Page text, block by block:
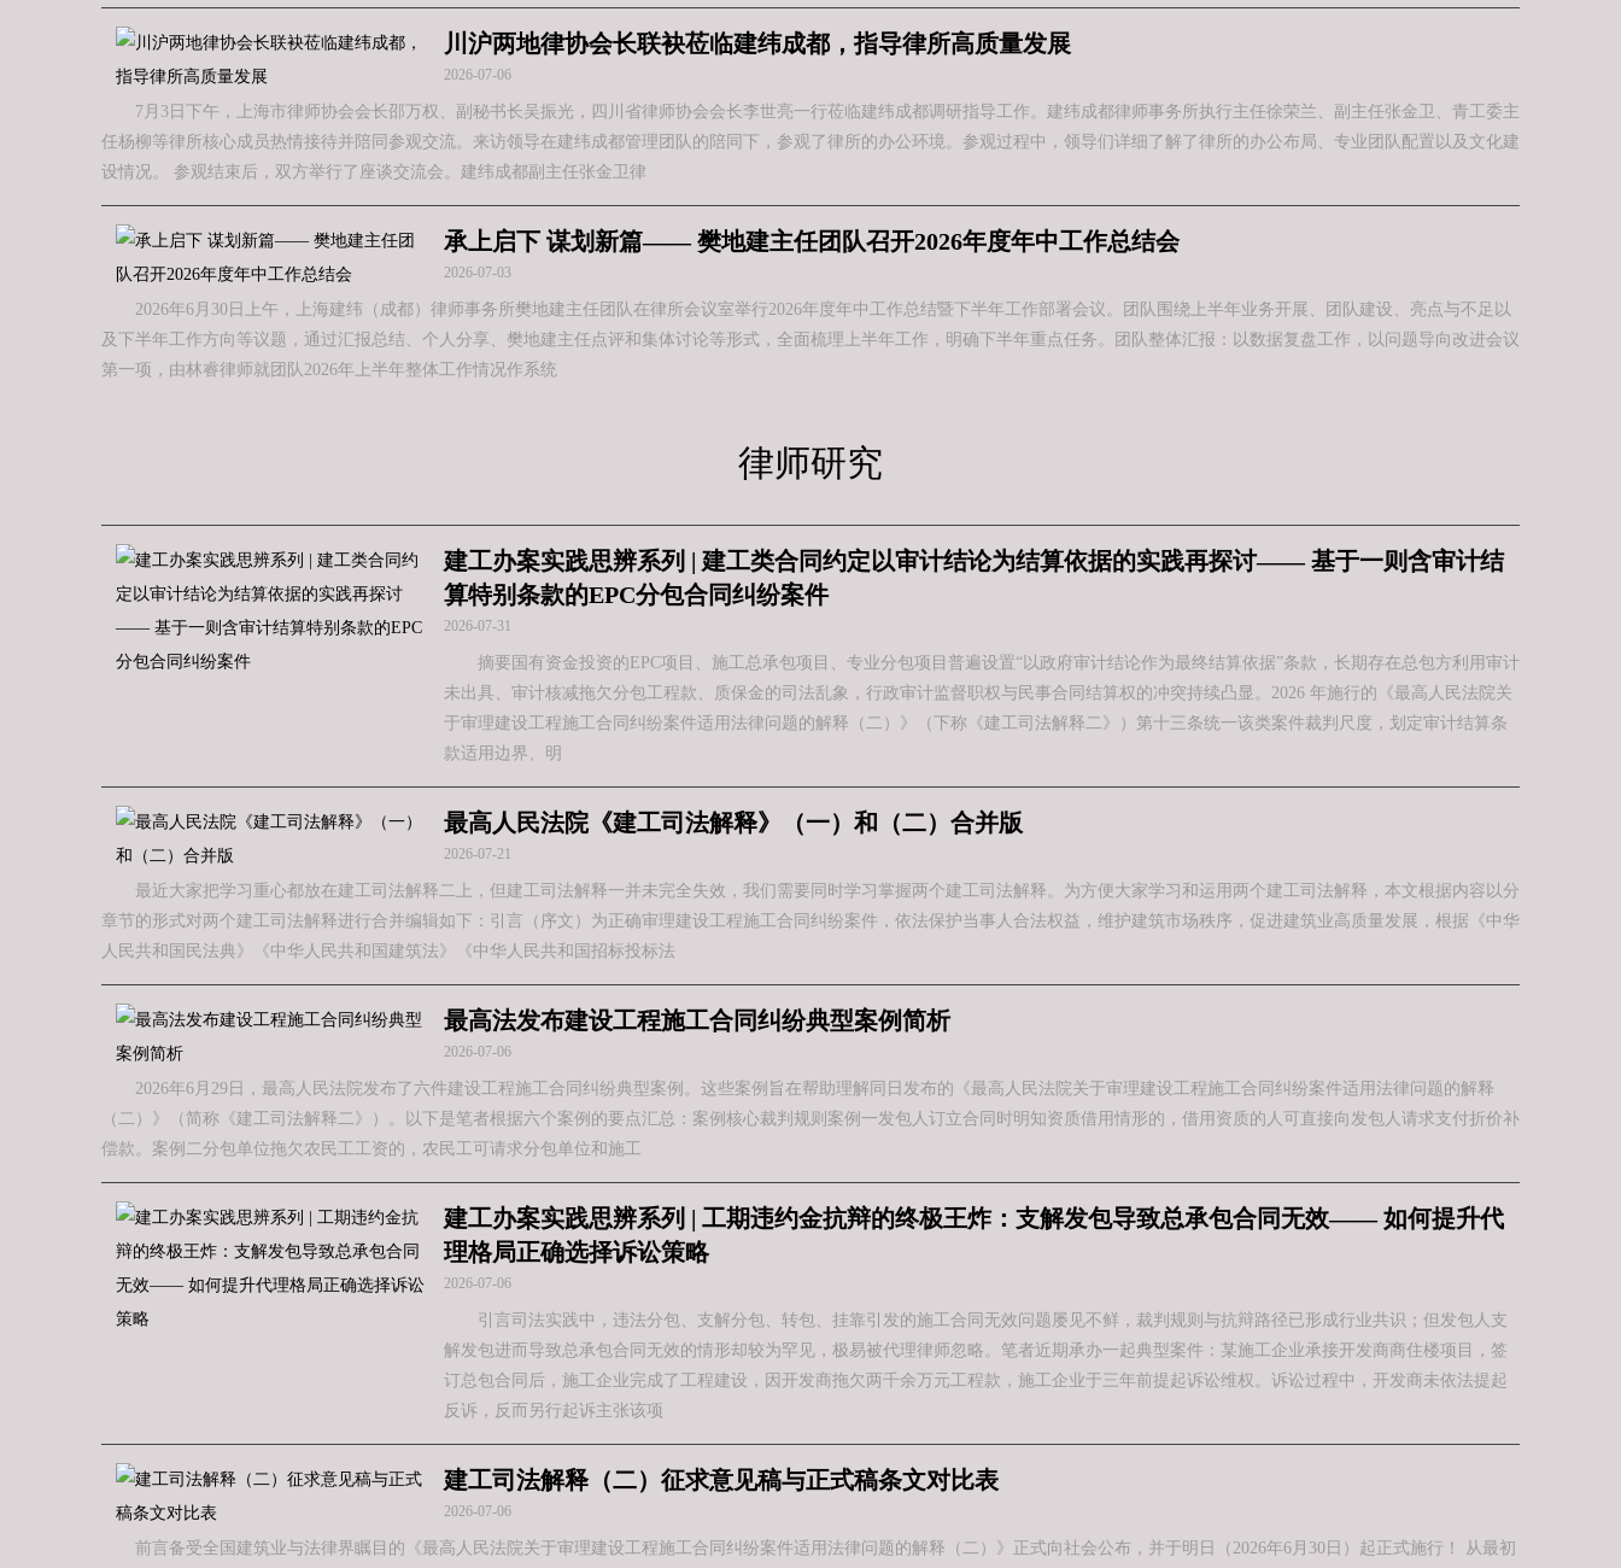
川沪两地律协会长联袂莅临建纬成都，指导律所高质量发展
2026-07-06
7月3日下午，上海市律师协会会长邵万权、副秘书长吴振光，四川省律师协会会长李世亮一行莅临建纬成都调研指导工作。建纬成都律师事务所执行主任徐荣兰、副主任张金卫、青工委主
任杨柳等律所核心成员热情接待并陪同参观交流。来访领导在建纬成都管理团队的陪同下，参观了律所的办公环境。参观过程中，领导们详细了解了律所的办公布局、专业团队配置以及文化建
设情况。 参观结束后，双方举行了座谈交流会。建纬成都副主任张金卫律
承上启下 谋划新篇—— 樊地建主任团队召开2026年度年中工作总结会
2026-07-03
2026年6月30日上午，上海建纬（成都）律师事务所樊地建主任团队在律所会议室举行2026年度年中工作总结暨下半年工作部署会议。团队围绕上半年业务开展、团队建设、亮点与不足以
及下半年工作方向等议题，通过汇报总结、个人分享、樊地建主任点评和集体讨论等形式，全面梳理上半年工作，明确下半年重点任务。团队整体汇报：以数据复盘工作，以问题导向改进会议
第一项，由林睿律师就团队2026年上半年整体工作情况作系统
律师研究
建工办案实践思辨系列 | 建工类合同约定以审计结论为结算依据的实践再探讨—— 基于一则含审计结
算特别条款的EPC分包合同纠纷案件
2026-07-31
摘要国有资金投资的EPC项目、施工总承包项目、专业分包项目普遍设置“以政府审计结论作为最终结算依据”条款，长期存在总包方利用审计
未出具、审计核减拖欠分包工程款、质保金的司法乱象，行政审计监督职权与民事合同结算权的冲突持续凸显。2026 年施行的《最高人民法院关
于审理建设工程施工合同纠纷案件适用法律问题的解释（二）》（下称《建工司法解释二》）第十三条统一该类案件裁判尺度，划定审计结算条
款适用边界、明
最高人民法院《建工司法解释》（一）和（二）合并版
2026-07-21
最近大家把学习重心都放在建工司法解释二上，但建工司法解释一并未完全失效，我们需要同时学习掌握两个建工司法解释。为方便大家学习和运用两个建工司法解释，本文根据内容以分
章节的形式对两个建工司法解释进行合并编辑如下：引言（序文）为正确审理建设工程施工合同纠纷案件，依法保护当事人合法权益，维护建筑市场秩序，促进建筑业高质量发展，根据《中华
人民共和国民法典》《中华人民共和国建筑法》《中华人民共和国招标投标法
最高法发布建设工程施工合同纠纷典型案例简析
2026-07-06
2026年6月29日，最高人民法院发布了六件建设工程施工合同纠纷典型案例。这些案例旨在帮助理解同日发布的《最高人民法院关于审理建设工程施工合同纠纷案件适用法律问题的解释
（二）》（简称《建工司法解释二》）。以下是笔者根据六个案例的要点汇总：案例核心裁判规则案例一发包人订立合同时明知资质借用情形的，借用资质的人可直接向发包人请求支付折价补
偿款。案例二分包单位拖欠农民工工资的，农民工可请求分包单位和施工
建工办案实践思辨系列 | 工期违约金抗辩的终极王炸：支解发包导致总承包合同无效—— 如何提升代
理格局正确选择诉讼策略
2026-07-06
引言司法实践中，违法分包、支解分包、转包、挂靠引发的施工合同无效问题屡见不鲜，裁判规则与抗辩路径已形成行业共识；但发包人支
解发包进而导致总承包合同无效的情形却较为罕见，极易被代理律师忽略。笔者近期承办一起典型案件：某施工企业承接开发商商住楼项目，签
订总包合同后，施工企业完成了工程建设，因开发商拖欠两千余万元工程款，施工企业于三年前提起诉讼维权。诉讼过程中，开发商未依法提起
反诉，反而另行起诉主张该项
建工司法解释（二）征求意见稿与正式稿条文对比表
2026-07-06
前言备受全国建筑业与法律界瞩目的《最高人民法院关于审理建设工程施工合同纠纷案件适用法律问题的解释（二）》正式向社会公布，并于明日（2026年6月30日）起正式施行！ 从最初